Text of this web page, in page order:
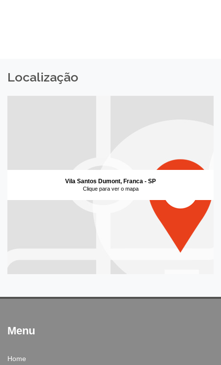
Localização
Vila Santos Dumont, Franca - SP
Clique para ver o mapa
Menu
Home